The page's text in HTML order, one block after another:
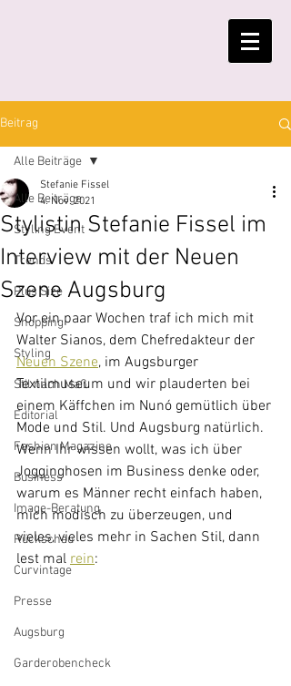
Beitrag
Alle Beiträge
Styling Event
Trends
Plus Size
Shopping
Styling
Stil nach Maß
Editorial
Fashion Magazine
Business
Image-Beratung
Rückschau
Curvintage
Presse
Augsburg
Garderobencheck
Alle Beiträge
Stylistin Stefanie Fissel im
Interview mit der Neuen
Szene Augsburg
Stefanie Fissel
4. Nov. 2021
Vor ein paar Wochen traf ich mich mit
Walter Sianos, dem Chefredakteur der
Neuen Szene, im Augsburger
Textilmuseum und wir plauderten bei
einem Käffchen im Nunó gemütlich über
Mode und Stil. Und Augsburg natürlich.
Wenn Ihr wissen wollt, was ich über
Jogginghosen im Business denke oder,
warum es Männer recht einfach haben,
mich modisch zu überzeugen, und
vieles, vieles mehr in Sachen Stil, dann
lest mal rein: